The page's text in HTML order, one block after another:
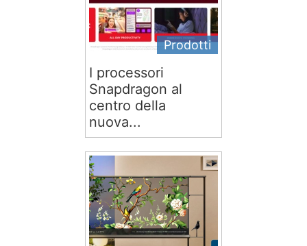
Prodotti
I processori
Snapdragon al
centro della
nuova...